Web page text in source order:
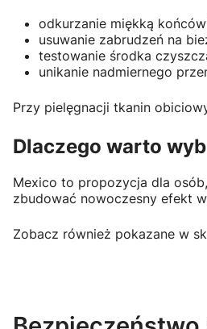
odkurzanie miękką
usuwanie zabrudzeń na
testowanie środka
unikanie nadmiernego
Przy pielęgnacji tkanin
Dlaczego warto
Mexico to propozycja dla
zbudować nowoczesny efekt
Zobacz również pokazane w